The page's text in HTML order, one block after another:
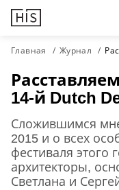
Главная Журнал
14-й Dutch
Сложившимся
2015 и о всех
фестиваля этого
архитекторы,
Светлана и